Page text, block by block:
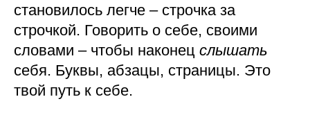
становилось легче – строчка за
строчкой. Говорить о себе, своими
словами – чтобы наконец слышать
себя. Буквы, абзацы, страницы. Это
твой путь к себе.